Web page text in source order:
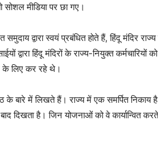
सोशल मीडिया पर छा गए।
द्वारा स्वयं प्रबंधित होते हैं, हिंदू मंदिर
द्वारा हिंदू मंदिरों के राज्य-नियुक्त कर्मचारियों
के लिए कर रहे थे।
में लिखते हैं। राज्य में एक समर्पित निकाय है
बाद दिखता है। जिन योजनाओं को वे कार्यान्वित